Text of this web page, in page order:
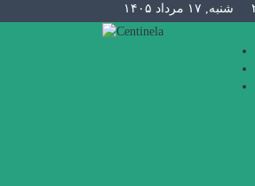
شنبه, ۱۷ مرداد ۱۴۰۵